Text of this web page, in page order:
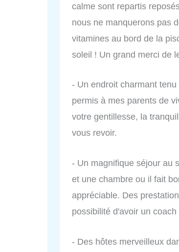
calme sont repartis
nous ne manquerons pas
vitamines au bord de la
soleil ! Un grand merci de
- Un endroit charmant
permis à mes parents de
votre gentillesse, la
vous revoir.
- Un magnifique séjour au
et une chambre ou il fait
appréciable. Des
possibilité d'avoir un
- Des hôtes merveilleux